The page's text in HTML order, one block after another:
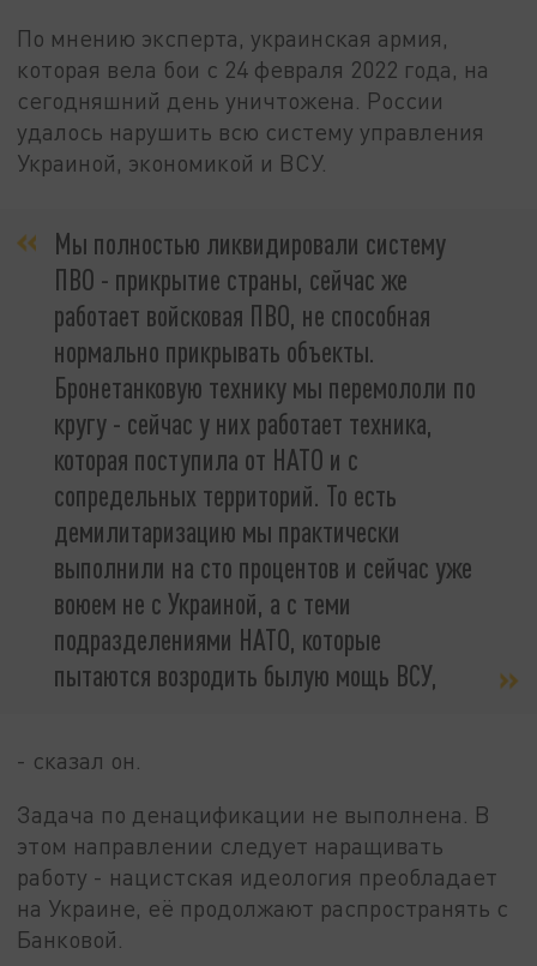
По мнению эксперта, украинская армия,
которая вела бои с 24 февраля 2022 года, на
сегодняшний день уничтожена. России
удалось нарушить всю систему управления
Украиной, экономикой и ВСУ.
Мы полностью ликвидировали систему
ПВО - прикрытие страны, сейчас же
работает войсковая ПВО, не способная
нормально прикрывать объекты.
Бронетанковую технику мы перемололи по
кругу - сейчас у них работает техника,
которая поступила от НАТО и с
сопредельных территорий. То есть
демилитаризацию мы практически
выполнили на сто процентов и сейчас уже
воюем не с Украиной, а с теми
подразделениями НАТО, которые
пытаются возродить былую мощь ВСУ,
- сказал он.
Задача по денацификации не выполнена. В
этом направлении следует наращивать
работу - нацистская идеология преобладает
на Украине, её продолжают распространять с
Банковой.